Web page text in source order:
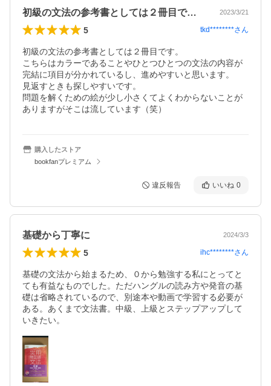
初級の文法の参考書としては２冊目です。… 2023/3/21
5 tkd********さん
初級の文法の参考書としては２冊目です。
こちらはカラーであることやひとつひとつの文法の内容が
完結に項目が分かれているし、進めやすいと思います。
見返すときも探しやすいです。
問題を解くための絵が少し小さくてよくわからないことが
購入したストア
bookfanプレミアム
違反報告 いいね 0
基礎から丁寧に 2024/3/3
5 ihc********さん
基礎の文法から始まるため、０から勉強する私にとってと
ても有益なものでした。ただハングルの読み方や発音の基
礎は省略されているので、別途本や動画で学習する必要が
ある。あくまで文法書。中級、上級とステップアップして
いきたい。